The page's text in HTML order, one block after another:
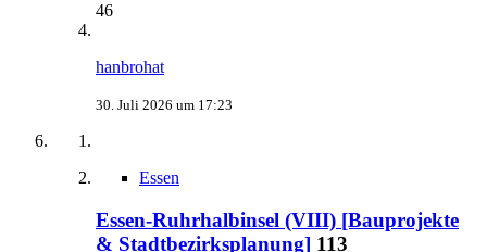
46
hanbrohat
30. Juli 2026 um 17:23
Essen
Essen-Ruhrhalbinsel (VIII) [Bauprojekte
& Stadtbezirksplanung] 113